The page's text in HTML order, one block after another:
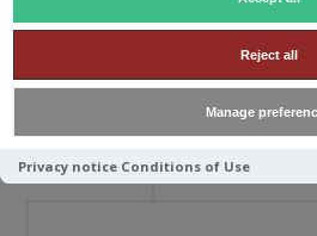
Reject all
Manage
Privacy notice Conditions of Use
BIENVENUE
NOUVEAU